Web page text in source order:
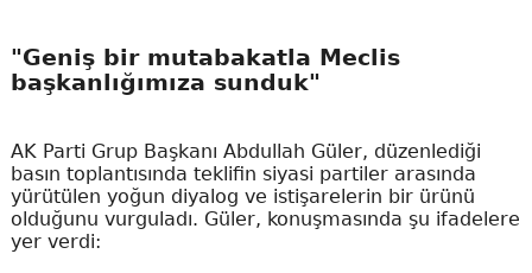
"Geniş bir mutabakatla Meclis
başkanlığımıza sunduk"
AK Parti Grup Başkanı Abdullah Güler, düzenlediği
basın toplantısında teklifin siyasi partiler arasında
yürütülen yoğun diyalog ve istişarelerin bir ürünü
olduğunu vurguladı. Güler, konuşmasında şu ifadelere
yer verdi: